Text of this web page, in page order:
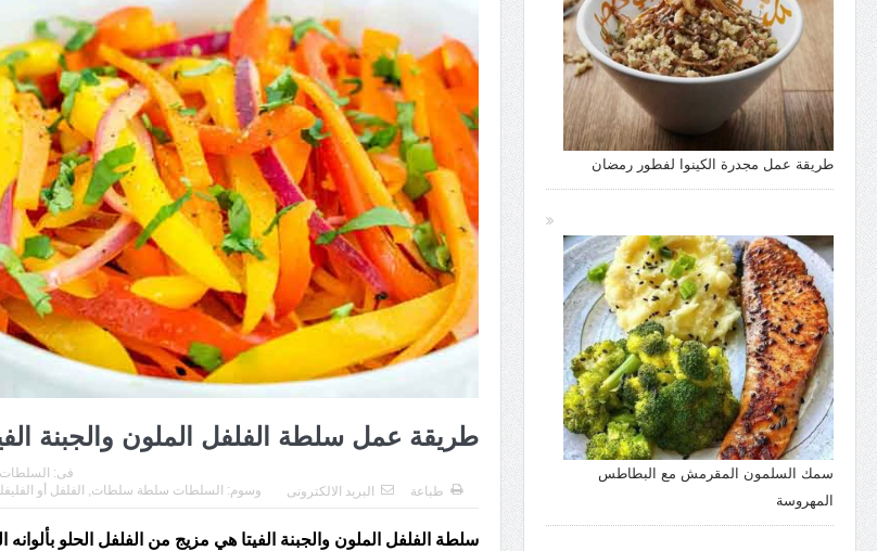
طريقة عمل سلطة الفلفل الملون والجبنة
فى: السلطات
وسوم: السلطات سلطة سلطات, الفلفل أو طباعة البريد الالكترونى
سلطة الفلفل الملون والجبنة الفيتا هي مزيج من الفلفل الحلو بألوانه
طريقة عمل مجدرة الكينوا لفطور رمضان
سمك السلمون المقرمش مع البطاطس
المهروسة